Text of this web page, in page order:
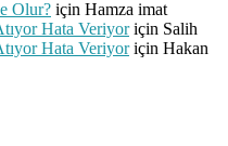
Olur? için Hamza imat
Hata Veriyoriçin Salih
Hata Veriyoriçin Hakan